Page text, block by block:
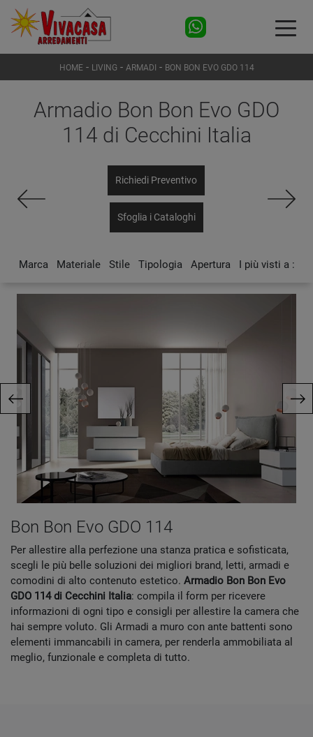
HOME- LIVING - ARMADI - BON BON EVO GDO 114
Armadio Bon Bon Evo GDO
114 di Cecchini Italia
Richiedi Preventivo
Sfoglia i Cataloghi
Marca Materiale Stile Tipologia Apertura I più visti a :
Bon Bon Evo GDO 114
Per allestire alla perfezione una stanza pratica e sofisticata,
scegli le più belle soluzioni dei migliori brand, letti, armadi e
comodini di alto contenuto estetico. Armadio Bon Bon Evo
GDO 114 di Cecchini Italia: compila il form per ricevere
informazioni di ogni tipo e consigli per allestire la camera che
hai sempre voluto. Gli Armadi a muro con ante battenti sono
elementi immancabili in camera, per renderla ammobiliata al
meglio, funzionale e completa di tutto.